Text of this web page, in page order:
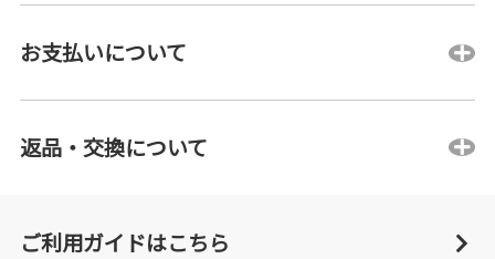
お支払いについて
返品・交換について
ご利用ガイドはこちら